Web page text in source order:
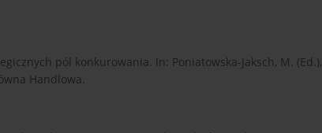
pól konkurowania. In: Poniatowska-Jaksch, M. (Ed.),
Handlowa.